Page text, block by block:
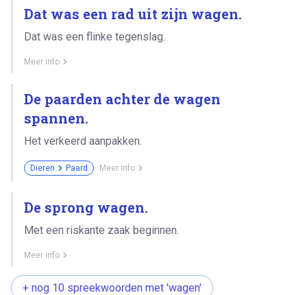
Dat was een rad uit zijn wagen.
Dat was een flinke tegenslag.
Meer info
De paarden achter de wagen
spannen.
Het verkeerd aanpakken.
Dieren Paard Meer info
De sprong wagen.
Met een riskante zaak beginnen.
Meer info
+ nog 10 spreekwoorden met 'wagen'